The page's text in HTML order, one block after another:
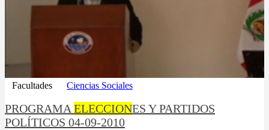
Facultades Ciencias Sociales
PROGRAMA ELECCIONES Y PARTIDOS
POLÍTICOS 04-09-2010